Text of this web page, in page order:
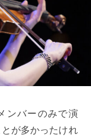
ンバーのみで演
が多かったけれ